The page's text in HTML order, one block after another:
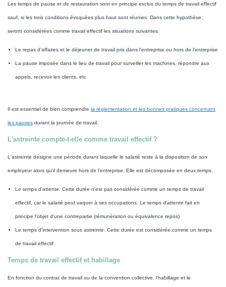
Les temps de pause et de restauration sont en principe exclus du temps de travail effectif
sauf, si les trois conditions évoquées plus haut sont réunies. Dans cette hypothèse,
seront considérées comme travail effectif les situations suivantes.
Le repas d’affaires et le déjeuner de travail pris dans l'entreprise ou hors de l'entreprise
La pause imposée dans le lieu de travail pour surveiller les machines, répondre aux
appels, recevoir les clients, etc
Il est essentiel de bien comprendre la réglementation et les bonnes pratiques concernant
les pauses durant la journée de travail.
L'astreinte compte-t-elle comme travail effectif ?
L'astreinte désigne une période durant laquelle le salarié reste à la disposition de son
employeur alors qu'il demeure hors de l'entreprise. Elle est décomposée en deux temps.
Le temps d'attente. Cette durée n'est pas considérée comme un temps de travail
effectif, car le salarié peut vaquer à ses occupations. Le temps d'attente fait en
principe l'objet d'une contrepartie (rémunération ou équivalence repos)
Le temps d’intervention sous astreinte. Cette durée est considérée comme un temps
de travail effectif
Temps de travail effectif et habillage
En fonction du contrat de travail ou de la convention collective, l'habillage et le